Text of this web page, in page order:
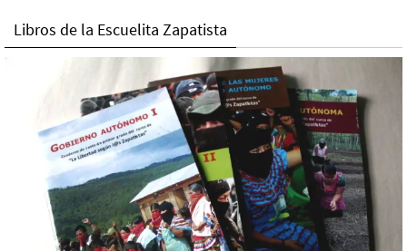
Libros de la Escuelita Zapatista